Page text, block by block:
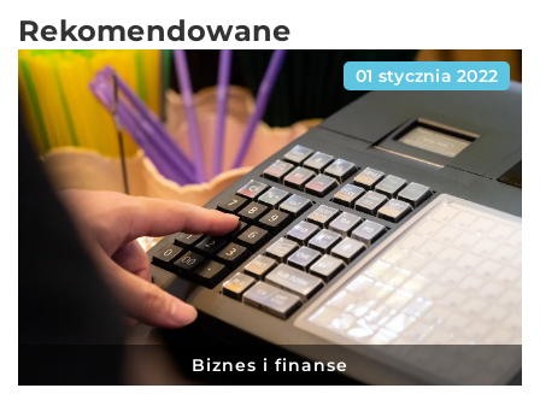
Rekomendowane
01 stycznia 2022
Biznes i finanse